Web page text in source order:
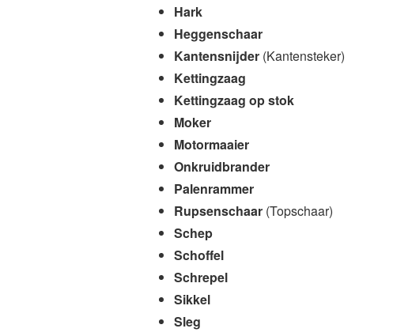
Hark
Heggenschaar
Kantensnijder (Kantensteker)
Kettingzaag
Kettingzaag op stok
Moker
Motormaaier
Onkruidbrander
Palenrammer
Rupsenschaar (Topschaar)
Schep
Schoffel
Schrepel
Sikkel
Sleg